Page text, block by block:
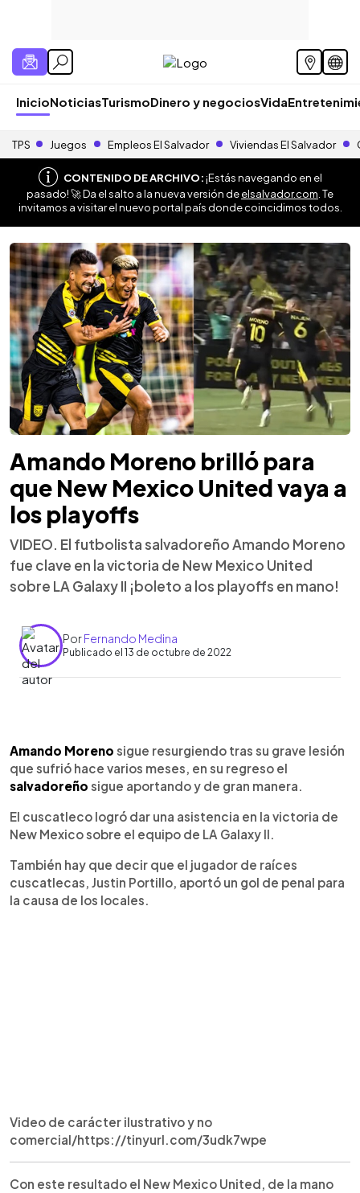
InicioNoticiasTurismoDinero y negociosVida
TPS Juegos Empleos El Salvador Viviendas El Salvador
CONTENIDO DE ARCHIVO:¡Estás navegando en el
pasado! 🚀 Da el salto a la nueva versión deelsalvador.com . Te
invitamos a visitar el nuevo portal país donde coincidimos todos.
Amando Moreno brilló para
que New Mexico United vaya a
los playoffs
VIDEO. El futbolista salvadoreño Amando Moreno
fue clave en la victoria de New Mexico United
sobre LA Galaxy II ¡boleto a los playoffs en mano!
PorFernando Medina
Publicado el 13 de octubre de 2022
► Escuchar artículo
Amando Moreno sigue resurgiendo tras su grave lesión
que sufrió hace varios meses, en su regreso el
salvadoreño sigue aportando y de gran manera.
El cuscatleco logró dar una asistencia en la victoria de
New Mexico sobre el equipo de LA Galaxy II.
También hay que decir que el jugador de raíces
cuscatlecas, Justin Portillo, aportó un gol de penal para
la causa de los locales.
Video de carácter ilustrativo y no
comercial/https://tinyurl.com/3udk7wpe
Con este resultado el New Mexico United, de la mano